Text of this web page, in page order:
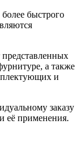
быстрого
представленных
а также
и
заказу
её применения.